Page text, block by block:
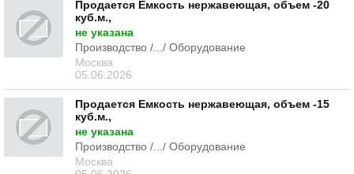
Продается Емкость нержавеющая, объем -20
куб.м.,
не указана
Производство /.../ Оборудование
Москва
05.06.2026
Продается Емкость нержавеющая, объем -15
куб.м.,
не указана
Производство /.../ Оборудование
Москва